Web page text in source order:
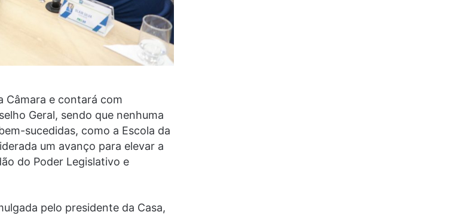
Câmara e contará com
Geral, sendo que nenhuma
sucedidas, como a Escola da
um avanço para elevar a
do Poder Legislativo e
pelo presidente da Casa,